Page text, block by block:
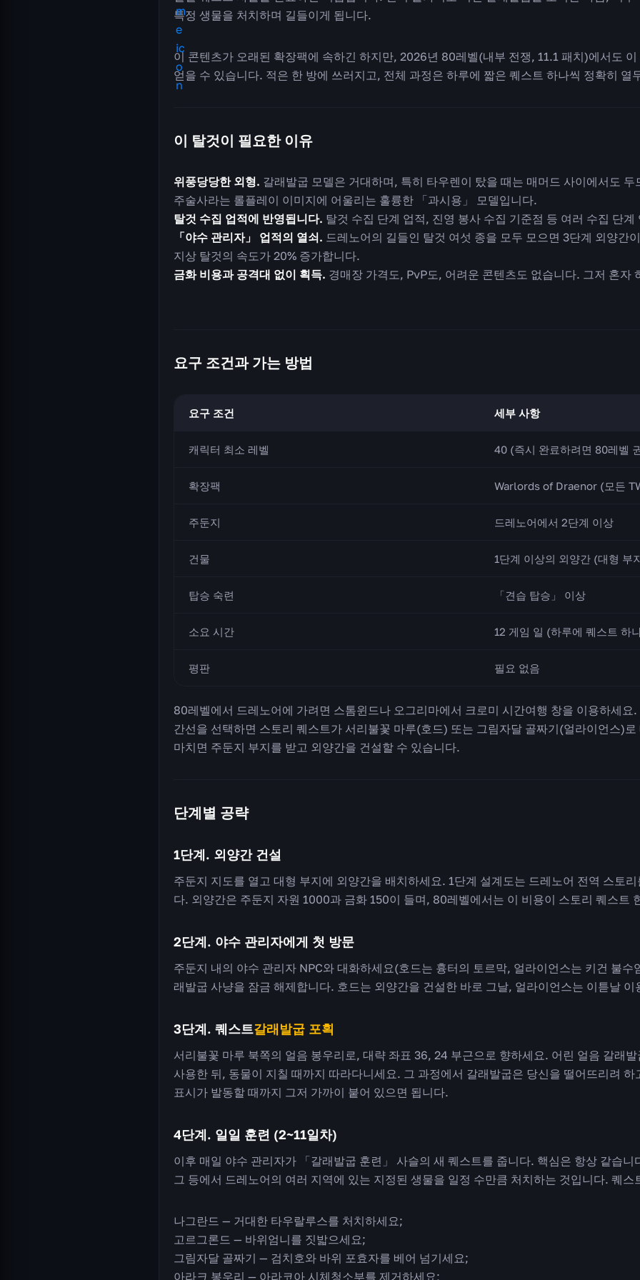
특정 생물을 처치하며 길들이게 됩니다.
이 콘텐츠가 오래된 확장팩에 속하긴 하지만, 2026년 80레벨(내부 전쟁, 11.1 패치)에서도
얻을 수 있습니다. 적은 한 방에 쓰러지고, 전체 과정은 하루에 짧은 퀘스트 하나씩 정확히 열
이 탈것이 필요한 이유
위풍당당한 외형. 갈래발굽 모델은 거대하며, 특히 타우렌이 탔을 때는 매머드 사이에서도
주술사라는 롤플레이 이미지에 어울리는 훌륭한 「과시용」 모델입니다.
탈것 수집 업적에 반영됩니다. 탈것 수집 단계 업적, 진영 봉사 수집 기준점 등 여러 수집 단
「야수 관리자」 업적의 열쇠. 드레노어의 길들인 탈것 여섯 종을 모두 모으면 3단계 외양간
지상 탈것의 속도가 20% 증가합니다.
금화 비용과 공격대 없이 획득. 경매장 가격도, PvP도, 어려운 콘텐츠도 없습니다. 그저 혼자
요구 조건과 가는 방법
요구 조건 세부 사항
캐릭터 최소 레벨 40 (즉시 완료하려면 80레벨
확장팩 Warlords of Draenor (모든
주둔지 드레노어에서 2단계 이상
건물 1단계 이상의 외양간 (대형 부
탑승 숙련 「견습 탑승」 이상
소요 시간 12 게임 일 (하루에 퀘스트 하
평판 필요 없음
80레벨에서 드레노어에 가려면 스톰윈드나 오그리마에서 크로미 시간여행 창을 이용하세
간선을 선택하면 스토리 퀘스트가 서리불꽃 마루(호드) 또는 그림자달 골짜기(얼라이언스)
마치면 주둔지 부지를 받고 외양간을 건설할 수 있습니다.
단계별 공략
1단계. 외양간 건설
주둔지 지도를 열고 대형 부지에 외양간을 배치하세요. 1단계 설계도는 드레노어 전역 스토
다. 외양간은 주둔지 자원 1000과 금화 150이 들며, 80레벨에서는 이 비용이 스토리 퀘스트
2단계. 야수 관리자에게 첫 방문
주둔지 내의 야수 관리자 NPC와 대화하세요(호드는 흉터의 토르막, 얼라이언스는 키건 불수
래발굽 사냥을 잠금 해제합니다. 호드는 외양간을 건설한 바로 그날, 얼라이언스는 이튿날 이
3단계. 퀘스트갈래발굽 포획
서리불꽃 마루 북쪽의 얼음 봉우리로, 대략 좌표 36, 24 부근으로 향하세요. 어린 얼음 갈래
사용한 뒤, 동물이 지칠 때까지 따라다니세요. 그 과정에서 갈래발굽은 당신을 떨어뜨리려
표시가 발동할 때까지 그저 가까이 붙어 있으면 됩니다.
4단계. 일일 훈련 (2~11일차)
이후 매일 야수 관리자가 「갈래발굽 훈련」 사슬의 새 퀘스트를 줍니다. 핵심은 항상 같습
그 등에서 드레노어의 여러 지역에 있는 지정된 생물을 일정 수만큼 처치하는 것입니다. 퀘
나그란드 — 거대한 타우랄루스를 처치하세요;
고르그론드 — 바위엄니를 짓밟으세요;
그림자달 골짜기 — 검치호와 바위 포효자를 베어 넘기세요;
아라크 봉우리 — 아라코아 시체청소부를 제거하세요;